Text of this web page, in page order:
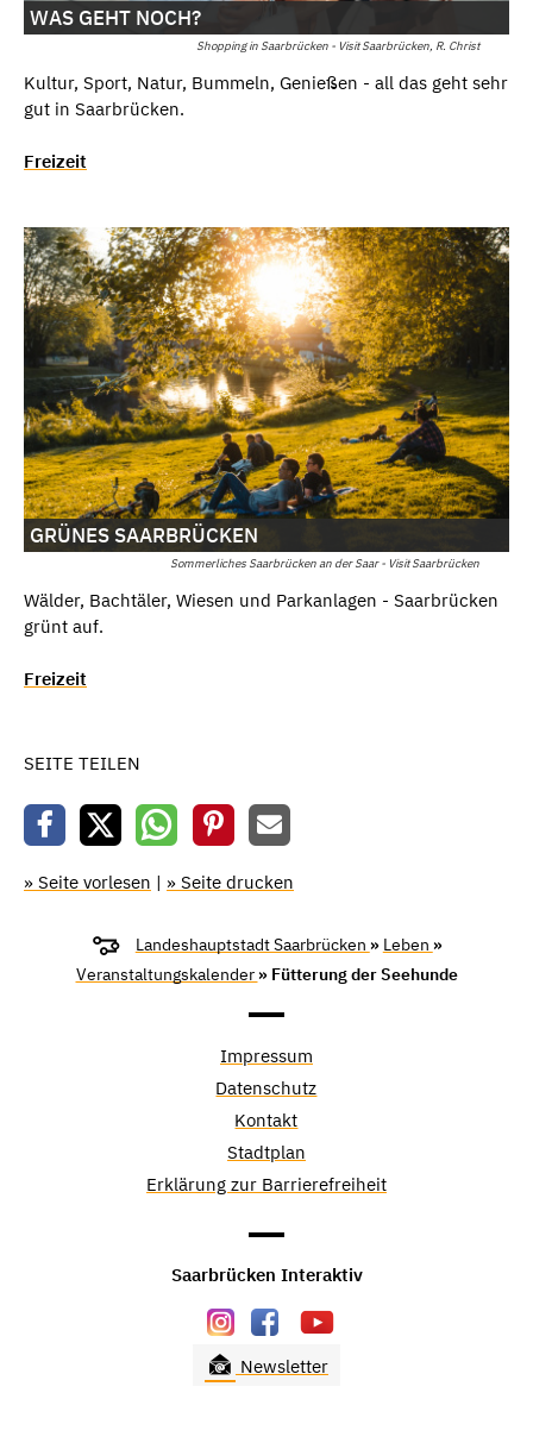
Shopping in Saarbrücken - Visit Saarbrücken, R. Christ
WAS GEHT NOCH?
Kultur, Sport, Natur, Bummeln, Genießen - all das geht sehr
gut in Saarbrücken.
Freizeit
Sommerliches Saarbrücken an der Saar - Visit Saarbrücken
GRÜNES SAARBRÜCKEN
Wälder, Bachtäler, Wiesen und Parkanlagen - Saarbrücken
grünt auf.
Freizeit
SEITE TEILEN
» Seite vorlesen | » Seite drucken
Landeshauptstadt Saarbrücken » Leben »
Veranstaltungskalender » Fütterung der Seehunde
Impressum
Datenschutz
Kontakt
Stadtplan
Erklärung zur Barrierefreiheit
Saarbrücken Interaktiv
Newsletter